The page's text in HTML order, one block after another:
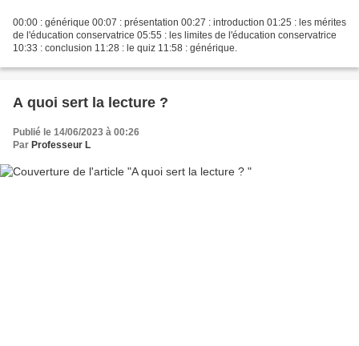
00:00 : générique 00:07 : présentation 00:27 : introduction 01:25 : les mérites
de l'éducation conservatrice 05:55 : les limites de l'éducation conservatrice
10:33 : conclusion 11:28 : le quiz 11:58 : générique.
A quoi sert la lecture ?
Publié le 14/06/2023 à 00:26
Par Professeur L